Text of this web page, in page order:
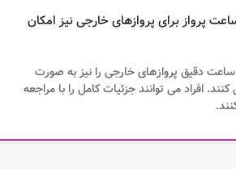
پرواز برای پروازهای خارجی نیز امکان
دقیق پروازهای خارجی را نیز به صورت
افراد می توانند جزئیات کامل را با مراجعه